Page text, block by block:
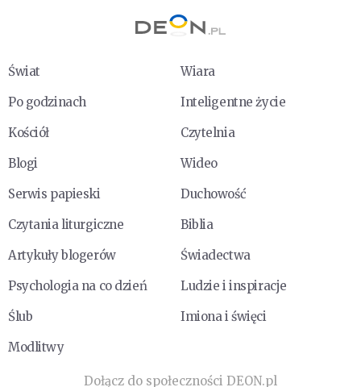
Świat
Wiara
Po godzinach
Inteligentne życie
Kościół
Czytelnia
Blogi
Wideo
Serwis papieski
Duchowość
Czytania liturgiczne
Biblia
Artykuły blogerów
Świadectwa
Psychologia na co dzień
Ludzie i inspiracje
Ślub
Imiona i święci
Modlitwy
Dołącz do społeczności DEON.pl